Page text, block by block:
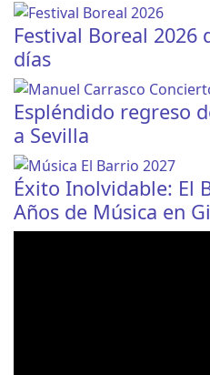
Festival Boreal 2026
días
Espléndido regreso
a Sevilla
Éxito Inolvidable: El
Años de Música en